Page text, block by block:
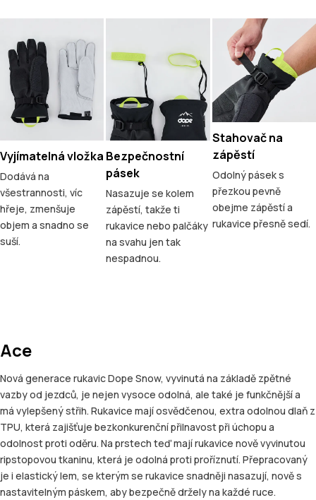
Vyjímatelná vložka
Dodává na
všestrannosti, víc
hřeje, zmenšuje
objem a snadno se
suší.
Bezpečnostní
pásek
Nasazuje se kolem
zápěstí, takže ti
rukavice nebo palčáky
na svahu jen tak
nespadnou.
Stahovač na
zápěstí
Odolný pásek s
přezkou pevně
obejme zápěstí a
rukavice přesně sedí.
Ace
Nová generace rukavic Dope Snow, vyvinutá na základě zpětné
vazby od jezdců, je nejen vysoce odolná, ale také je funkčnější a
má vylepšený střih. Rukavice mají osvědčenou, extra odolnou dlaň z
TPU, která zajišťuje bezkonkurenční přilnavost při úchopu a
odolnost proti oděru. Na prstech teď mají rukavice nově vyvinutou
ripstopovou tkaninu, která je odolná proti proříznutí. Přepracovaný
je i elastický lem, se kterým se rukavice snadněji nasazují, nově s
nastavitelným páskem, aby bezpečně držely na každé ruce.